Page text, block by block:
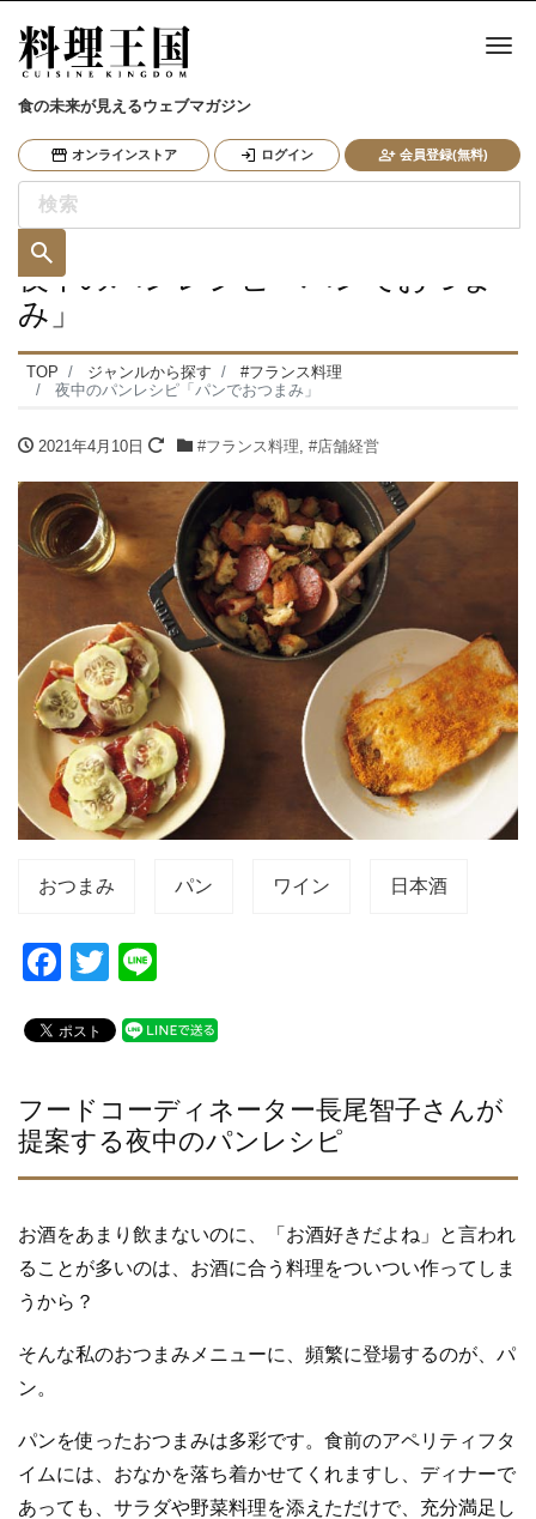
食の未来が見えるウェブマガジン
オンラインストア ログイン 会員登録(無料)
ナ
夜中のパンレシピ「パンでおつま
み」
TOP ジャンルから探す
#フランス料理
夜中のパンレシピ「パンでおつまみ」
2021年4月10日 #フランス料理, #店舗経営
おつまみ パン ワイン 日本酒
F
c
b
o
o
k
T
tt
e
フードコーディネーター長尾智子さんが
提案する夜中のパンレシピ
お酒をあまり飲まないのに、「お酒好きだよね」と言われ
ることが多いのは、お酒に合う料理をついつい作ってしま
うから？
そんな私のおつまみメニューに、頻繁に登場するのが、パ
ン。
パンを使ったおつまみは多彩です。食前のアペリティフタ
イムには、おなかを落ち着かせてくれますし、ディナーで
あっても、サラダや野菜料理を添えただけで、充分満足し